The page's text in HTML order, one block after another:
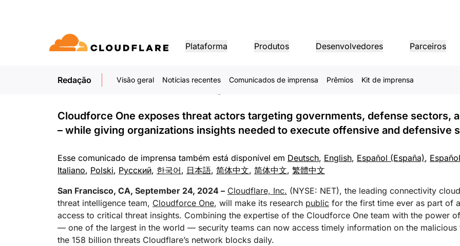
Plataforma
grande e médio porte
Pequena empresa
organizações
Cloudflare!
Modernizar a segurança
Substituição da VPN
Proteção contra phishing
Modernizar as redes
Rede de cafeterias
Modernização de WAN
Serviços financeiros
Varejo
Jogos
Guias de produtos
Arquiteturas de
Relatórios de analistas
Produtos
Proteção contra DDoS na
camada de aplicação
Firewall de aplicativos web
Segurança para APIs
Bot Management
aplicativos
CDN
DNS
Roteamento inteligente
Load balancing
Proteção contra DDoS nas
camadas 3/4
Firewall como serviço
Network Interconnect
Roteamento inteligente
e
Desenvolvedores
DOCUMENTAÇÃO
desenvolvedores
Documentação e guias Explore o que você pode criar
Tutoriais de criação passo a
passo
Diagramas e padrões de design
PRODUTOS
Inteligência artificial
AI Gateway
Observe e controle aplicativos
Execute modelos de ML em
Computação
Observability
Logs, métricas e
rastreamentos
Workers
Crie e implante aplicativos sem
Mídia
Images
Transforme e otimize imagens
Realtime
Crie aplicativos de áudio/vídeo
em tempo real
D1
Crie bancos de dados SQL
servidor
Parceiros
Cresça, inove e atenda às necessidades
Programa PowerUP
Expanda seus negócios e
conectados e protegidos
Parceiros de Tecnologia
Explore nosso ecossistema de
tecnologia
Integradores de sistema
contínua e em grande escala
INTERAGIR
produtos
Demonstrações de produtos sob
demanda
Impulsione o sucesso com a
Cloudflare
Biblioteca
Guias e roteiros úteis e muito
mais
Relatórios
Insights da pesquisa da
Cloudflare
Blog
CRIAR
Arquitetura de referência
Guias técnicos
Guias de soluções e produtos
INFORMAÇÕES DA EMPRESA
Conheça nossos líderes Informações para investidores
Privacidade
Política, dados e proteção
Confiança
INTERESSE PÚBLICO
Humanitário
Projeto Galileo
Governo
Redação Visão geral Notícias recentes Comunicados de imprensa Prêmios Kit de imprensa
Cloudflare Introduces Threat Intel Team and
Accessible For Anyone
Cloudforce One exposes threat actors targeting governments, defense sectors,
– while giving organizations insights needed to execute offensive and defensive
Esse comunicado de imprensa também está disponível em Deutsch, English, Español (España),
Italiano, Polski, Русский, 한국어, 日本語, 简体中文, 简体中文, 繁體中文
San Francisco, CA, September 24, 2024 – Cloudflare, Inc. (NYSE: NET), the leading connectivity
threat intelligence team, Cloudforce One, will make its research public for the first time ever as part of
access to critical threat insights. Combining the expertise of the Cloudforce One team with the power
— one of the largest in the world — security teams can now access timely information on the malicious
the 158 billion threats Cloudflare’s network blocks daily.